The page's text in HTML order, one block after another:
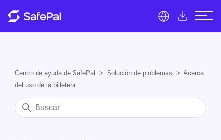
Centro de ayuda de SafePal Solución de problemas
Acerca
del uso de la billetera